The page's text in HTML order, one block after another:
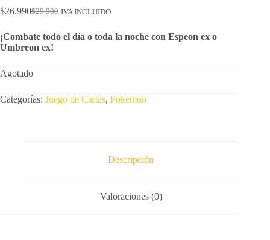
$29.990
El
original
era:
$26.990El
actual
es:
IVA INCLUIDO
¡Combate todo el día o toda la noche con Espeon ex o
Umbreon ex!
Agotado
Categorías: Juego de Cartas, Pokemon
Descripción
Valoraciones (0)